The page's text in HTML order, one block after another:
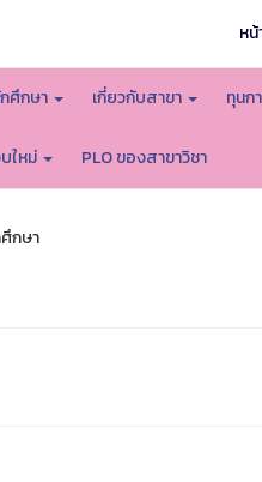
ห
ศึกษา เกี่ยวกับสาขา ทุนก
ใหม่ PLO ของสาขาวิชา
กษา